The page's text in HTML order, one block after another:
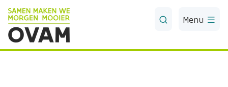
Skip to Main Content
Menu